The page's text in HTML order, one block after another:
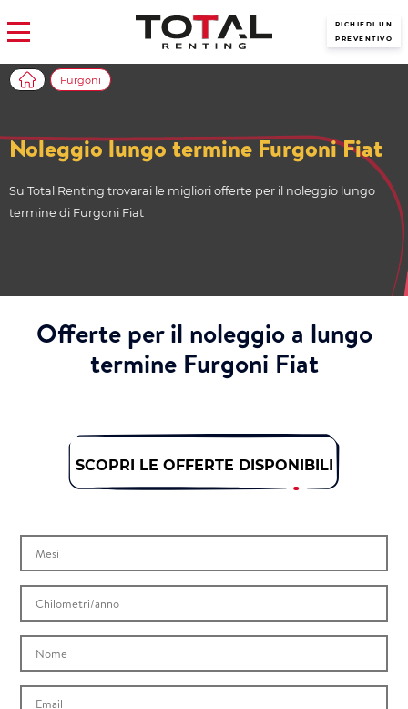
RICHIEDI UN
PREVENTIVO
Noleggio lungo termine Furgoni Fiat
Su Total Renting trovarai le migliori offerte per il noleggio lungo
termine di Furgoni Fiat
Furgoni
Offerte per il noleggio a lungo
termine Furgoni Fiat
SCOPRI LE OFFERTE DISPONIBILI